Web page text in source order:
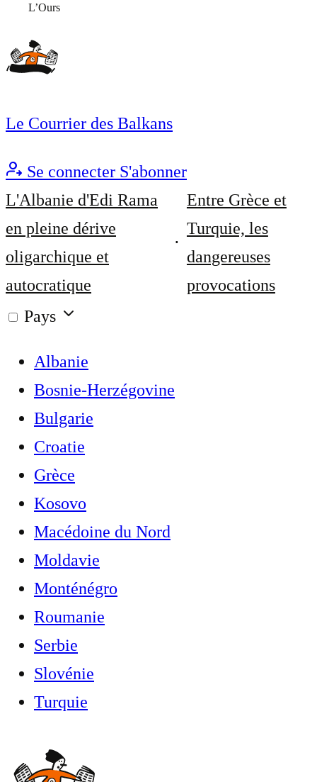
L’Ours
Le Courrier des Balkans
Se connecter S'abonner
L'Albanie d'Edi Rama
en pleine dérive
oligarchique et
autocratique
Entre Grèce et
Turquie, les
dangereuses
provocations
Pays
Albanie
Bosnie-Herzégovine
Bulgarie
Croatie
Grèce
Kosovo
Macédoine du Nord
Moldavie
Monténégro
Roumanie
Serbie
Slovénie
Turquie